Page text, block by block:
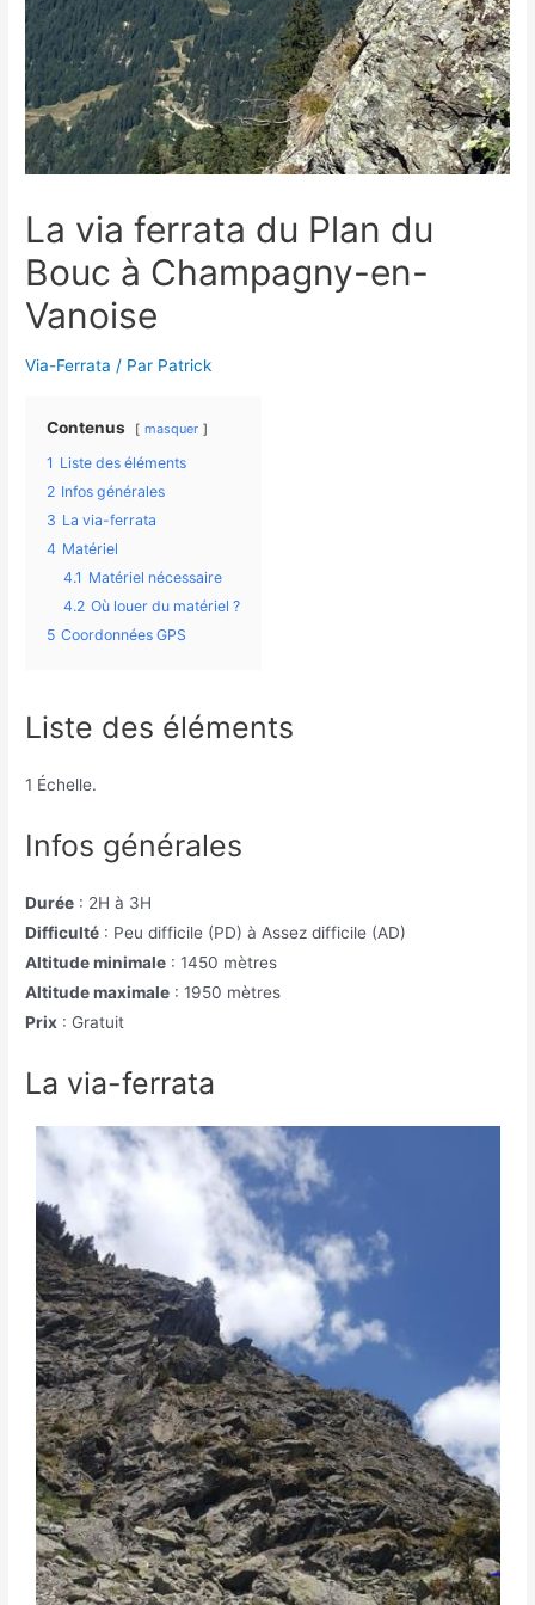
La via ferrata du Plan du
Bouc à Champagny-en-
Vanoise
Via-Ferrata / Par Patrick
Contenus masquer
1 Liste des éléments
2 Infos générales
3 La via-ferrata
4 Matériel
4.1 Matériel nécessaire
4.2 Où louer du matériel ?
5 Coordonnées GPS
Liste des éléments
1 Échelle.
Infos générales
Durée : 2H à 3H
Difficulté : Peu difficile (PD) à Assez difficile (AD)
Altitude minimale : 1450 mètres
Altitude maximale : 1950 mètres
Prix : Gratuit
La via-ferrata